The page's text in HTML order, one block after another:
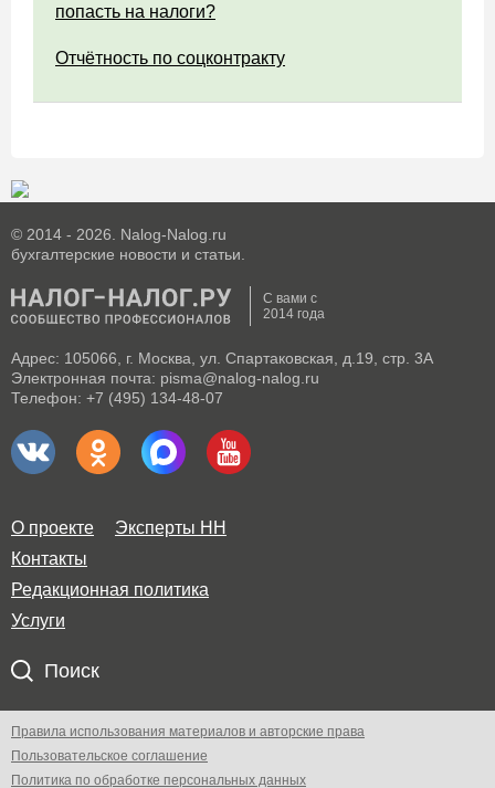
попасть на налоги?
Отчётность по соцконтракту
© 2014 - 2026. Nalog-Nalog.ru
бухгалтерские новости и статьи.
С вами с
2014 года
Адрес: 105066, г. Москва, ул. Спартаковская, д.19, стр. 3А
Электронная почта: pisma@nalog-nalog.ru
Телефон: +7 (495) 134-48-07
О проекте
Эксперты НН
Контакты
Редакционная политика
Услуги
Поиск
Правила использования материалов и авторские права
Пользовательское соглашение
Политика по обработке персональных данных